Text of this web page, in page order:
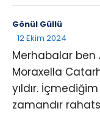
Gönül Güllü
12 Ekim 2024
Merhabalar
Moraxella
yıldır.
zamandır